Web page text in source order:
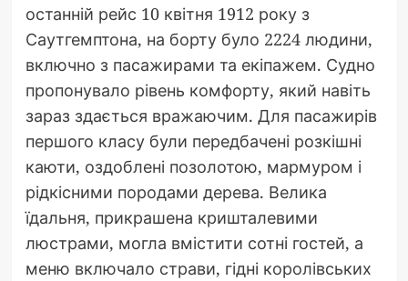
останній рейс 10 квітня 1912 року з
Саутгемптона, на борту було 2224 людини,
включно з пасажирами та екіпажем. Судно
пропонувало рівень комфорту, який навіть
зараз здається вражаючим. Для пасажирів
першого класу були передбачені розкішні
каюти, оздоблені позолотою, мармуром і
рідкісними породами дерева. Велика
їдальня, прикрашена кришталевими
люстрами, могла вмістити сотні гостей, а
меню включало страви, гідні королівських